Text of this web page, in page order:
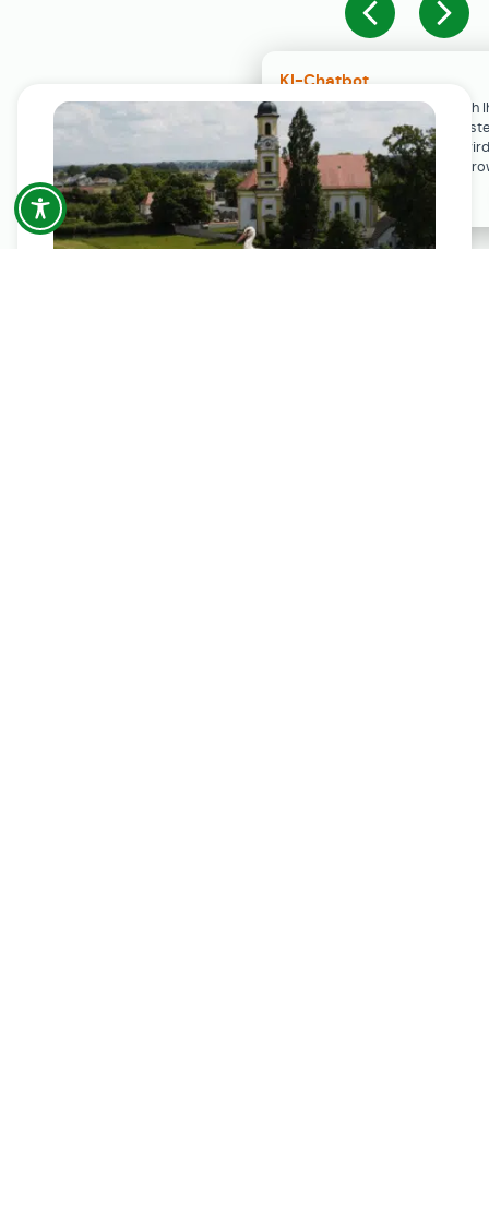
KI-Chatbot
Der KI-Chatbot steht erst nach
Einwilligung in den Cookie-
Verfügung. Der Chat-Verlauf
ausschließlich lokal in Ihrem
gespeichert.